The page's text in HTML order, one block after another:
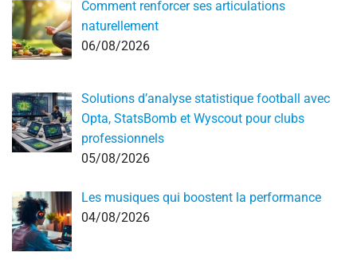
Comment renforcer ses articulations
naturellement
06/08/2026
Solutions d’analyse statistique football avec
Opta, StatsBomb et Wyscout pour clubs
professionnels
05/08/2026
Les musiques qui boostent la performance
04/08/2026